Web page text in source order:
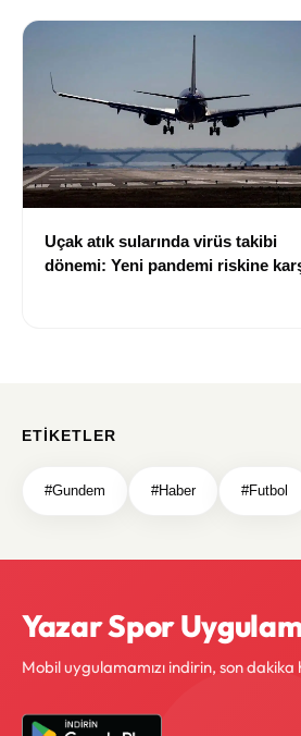
Uçak atık sularında virüs takibi
dönemi: Yeni pandemi riskine
ETIKETLER
#Gundem #Haber #Futbol
Yazar Spor
Mobil uygulamamızı indirin, son